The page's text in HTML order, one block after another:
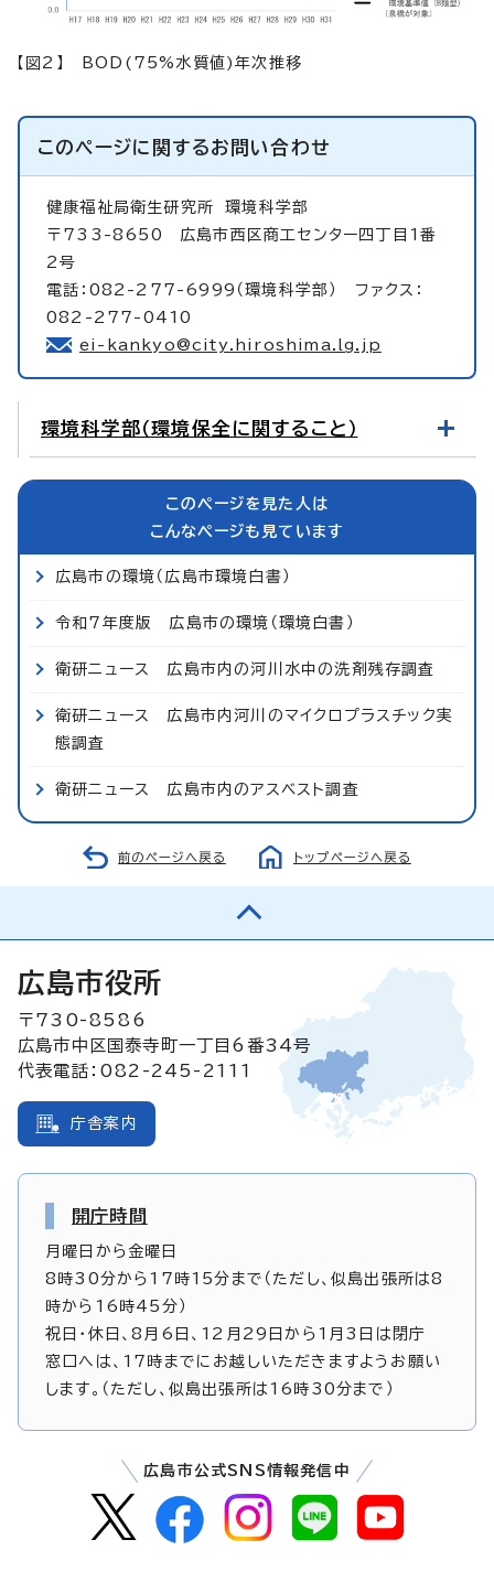
【図2】 BOD(75%水質値)年次推移
このページに関するお問い合わせ
健康福祉局衛生研究所環境科学部
〒733-8650 広島市西区商工センター四丁目1番
2号
電話：082-277-6999（環境科学部） ファクス：
082-277-0410
ei-kankyo@city.hiroshima.lg.jp
環境科学部（環境保全に関すること）
このページを見た人は
こんなページも見ています
広島市の環境（広島市環境白書）
令和7年度版 広島市の環境（環境白書）
衛研ニュース 広島市内の河川水中の洗剤残存調査
衛研ニュース 広島市内河川のマイクロプラスチック実
態調査
衛研ニュース 広島市内のアスベスト調査
前のページへ戻る トップページへ戻る
広島市役所
〒730-8586
広島市中区国泰寺町一丁目6番34号
代表電話：082-245-2111
庁舎案内
開庁時間
月曜日から金曜日
8時30分から17時15分まで（ただし、似島出張所は8
時から16時45分）
祝日・休日、8月6日、12月29日から1月3日は閉庁
窓口へは、17時までにお越しいただきますようお願い
します。（ただし、似島出張所は16時30分まで）
広島市公式SNS情報発信中